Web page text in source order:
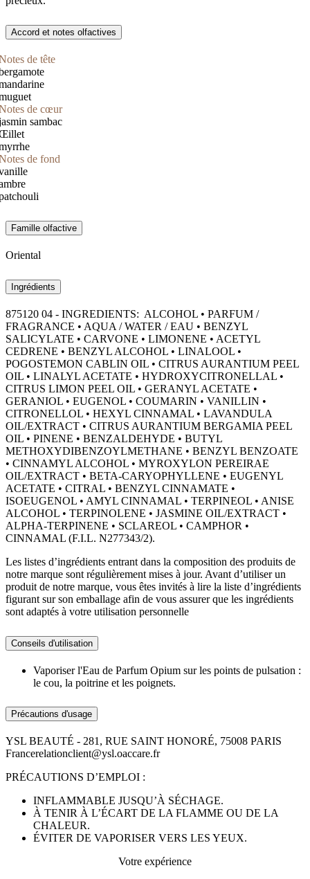
Accord et notes olfactives
de tête
de cœur
sambac
de fond
Famille olfactive
Oriental
Ingrédients
875120 04 - INGREDIENTS: ALCOHOL • PARFUM /
FRAGRANCE • AQUA / WATER / EAU • BENZYL
SALICYLATE • CARVONE • LIMONENE • ACETYL
CEDRENE • BENZYL ALCOHOL • LINALOOL •
POGOSTEMON CABLIN OIL • CITRUS AURANTIUM PEEL
OIL • LINALYL ACETATE • HYDROXYCITRONELLAL •
CITRUS LIMON PEEL OIL • GERANYL ACETATE •
GERANIOL • EUGENOL • COUMARIN • VANILLIN •
CITRONELLOL • HEXYL CINNAMAL • LAVANDULA
OIL/EXTRACT • CITRUS AURANTIUM BERGAMIA PEEL
OIL • PINENE • BENZALDEHYDE • BUTYL
METHOXYDIBENZOYLMETHANE • BENZYL BENZOATE
• CINNAMYL ALCOHOL • MYROXYLON PEREIRAE
OIL/EXTRACT • BETA-CARYOPHYLLENE • EUGENYL
ACETATE • CITRAL • BENZYL CINNAMATE •
ISOEUGENOL • AMYL CINNAMAL • TERPINEOL • ANISE
ALCOHOL • TERPINOLENE • JASMINE OIL/EXTRACT •
ALPHA-TERPINENE • SCLAREOL • CAMPHOR •
CINNAMAL (F.I.L. N277343/2).
Les listes d’ingrédients entrant dans la composition des produits de
notre marque sont régulièrement mises à jour. Avant d’utiliser un
produit de notre marque, vous êtes invités à lire la liste d’ingrédients
figurant sur son emballage afin de vous assurer que les ingrédients
sont adaptés à votre utilisation personnelle
Conseils d'utilisation
Vaporiser l'Eau de Parfum Opium sur les points de pulsation :
le cou, la poitrine et les poignets.
Précautions d'usage
YSL BEAUTÉ - 281, RUE SAINT HONORÉ, 75008 PARIS
Francerelationclient@ysl.oaccare.fr
PRÉCAUTIONS D’EMPLOI :
INFLAMMABLE JUSQU’À SÉCHAGE.
À TENIR À L’ÉCART DE LA FLAMME OU DE LA
CHALEUR.
ÉVITER DE VAPORISER VERS LES YEUX.
Votre expérience